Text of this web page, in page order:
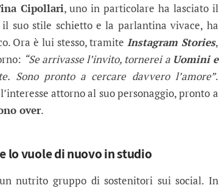
Cipollari, uno in particolare ha lasciato il
il suo stile schietto e la parlantina vivace, ha
Ora è lui stesso, tramite Instagram Stories,
“Se arrivasse l’invito, tornerei a Uomini e
Sono pronto a cercare davvero l’amore”.
attorno al suo personaggio, pronto a
over.
lo vuole di nuovo in studio
nutrito gruppo di sostenitori sui social. In